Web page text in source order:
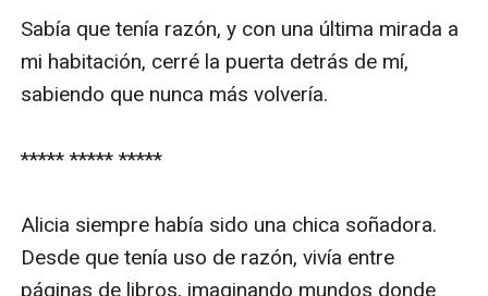
Sabía que tenía razón, y con una última mirada a
mi habitación, cerré la puerta detrás de mí,
sabiendo que nunca más volvería.
***** ***** *****
Alicia siempre había sido una chica soñadora.
Desde que tenía uso de razón, vivía entre
páginas de libros, imaginando mundos donde